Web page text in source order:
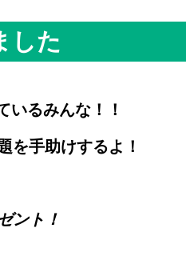
した
いるみんな！！
を手助けするよ！
ント ！